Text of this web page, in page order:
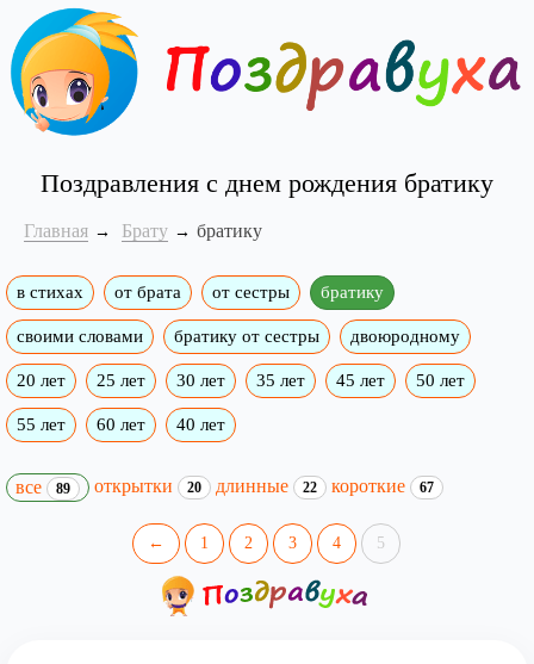
Поздравления с днем рождения братику
Главная Брату братику
в стихах от брата от сестры братику
своими словами братику от сестры двоюродному
20 лет 25 лет 30 лет 35 лет 45 лет 50 лет
55 лет 60 лет 40 лет
все 89 открытки 20 длинные 22 короткие 67
← 1 2 3 4 5